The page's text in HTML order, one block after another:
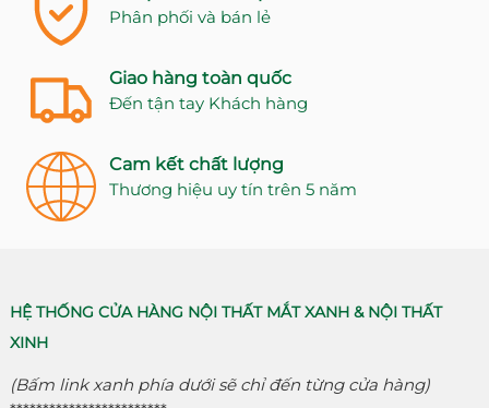
Phân phối và bán lẻ
Giao hàng toàn quốc
Đến tận tay Khách hàng
Cam kết chất lượng
Thương hiệu uy tín trên 5 năm
HỆ THỐNG CỬA HÀNG NỘI THẤT MẮT XANH & NỘI THẤT
XINH
(Bấm link xanh phía dưới sẽ chỉ đến từng cửa hàng)